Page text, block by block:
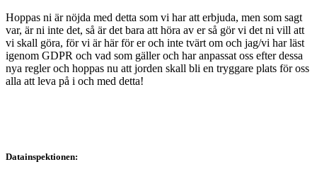
Hoppas ni är nöjda med detta som vi har att erbjuda, men som sagt
var, är ni inte det, så är det bara att höra av er så gör vi det ni vill att
vi skall göra, för vi är här för er och inte tvärt om och jag/vi har läst
igenom GDPR och vad som gäller och har anpassat oss efter dessa
nya regler och hoppas nu att jorden skall bli en tryggare plats för oss
alla att leva på i och med detta!
Datainspektionen: